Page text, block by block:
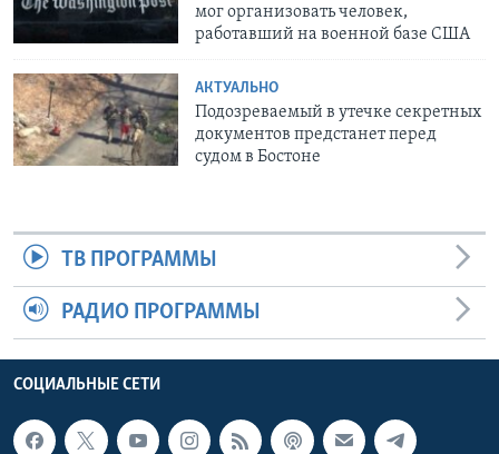
мог организовать человек,
работавший на военной базе США
АКТУАЛЬНО
Подозреваемый в утечке секретных
документов предстанет перед
судом в Бостоне
ТВ ПРОГРАММЫ
РАДИО ПРОГРАММЫ
СОЦИАЛЬНЫЕ СЕТИ